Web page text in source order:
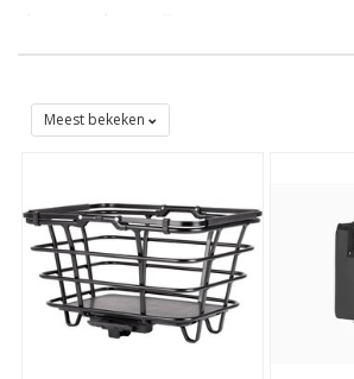
soortenbagagedragertassen
- of Top
bevestigd met het AVS-systeem. Ook is er
Meest bekeken